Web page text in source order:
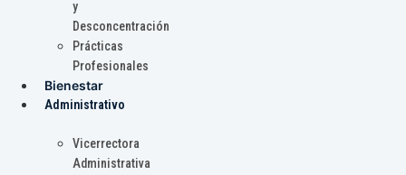
y
Desconcentración
Prácticas
Profesionales
Bienestar
Administrativo
Vicerrectora
Administrativa